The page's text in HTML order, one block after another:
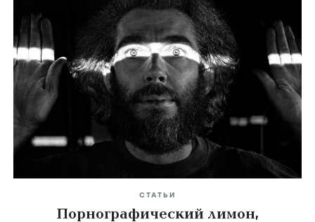
СТАТЬИ
Порнографический лимон,